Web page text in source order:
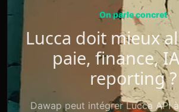
On parle concret
Lucca doit mieux
paie, finance,
reporting ?
Dawap peut intégrer Lucca API